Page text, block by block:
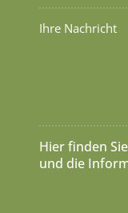
Hier finden
und die